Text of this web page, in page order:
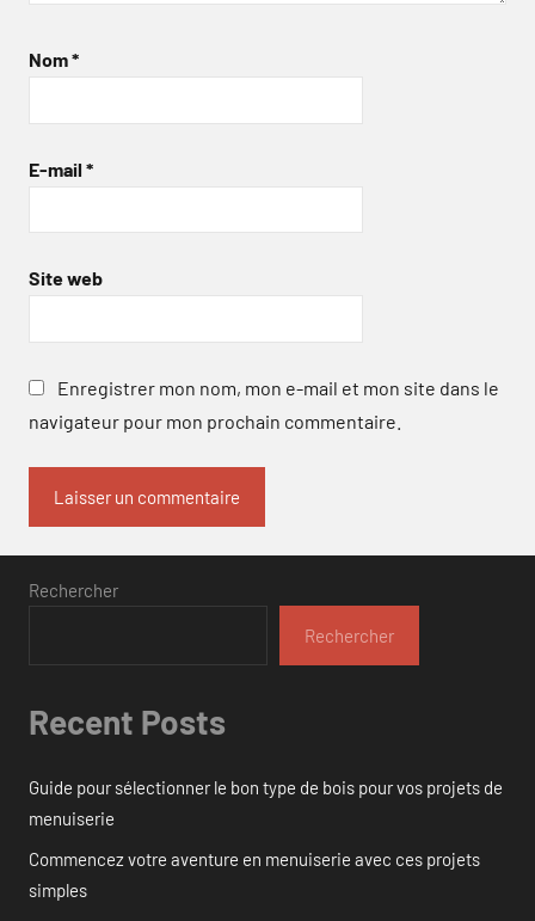
Nom*
E-mail *
Site web
Enregistrer mon nom, mon e-mail et mon site dans le
navigateur pour mon prochain commentaire.
Rechercher
Rechercher
Recent Posts
Guide pour sélectionner le bon type de bois pour vos projets de
menuiserie
Commencez votre aventure en menuiserie avec ces projets
simples